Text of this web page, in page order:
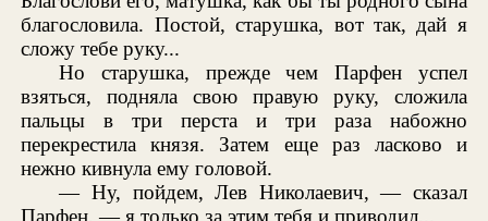
благословила. Постой, старушка, вот так, дай я
сложу тебе руку...
Но старушка, прежде чем Парфен успел
взяться, подняла свою правую руку, сложила
пальцы в три перста и три раза набожно
перекрестила князя. Затем еще раз ласково и
нежно кивнула ему головой.
— Ну, пойдем, Лев Николаевич, — сказал
Парфен, — я только за этим тебя и приводил...